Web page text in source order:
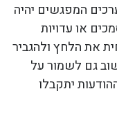
המפגשים יהיה
או עדויות
את הלחץ ולהגביר
גם לשמור על
יתקבלו